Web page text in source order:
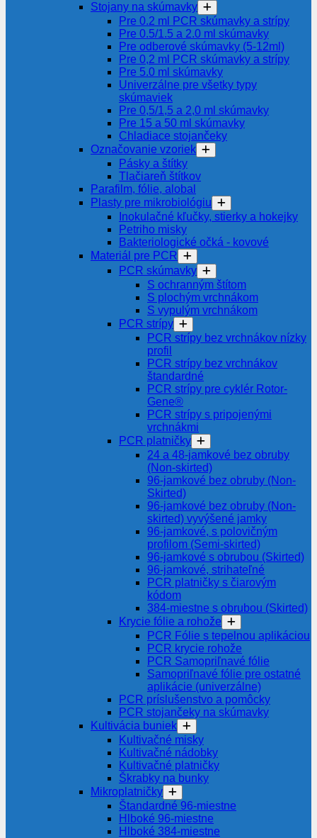
Stojany na skúmavky
Pre 0.2 ml PCR skúmavky a strípy
Pre 0.5/1.5 a 2.0 ml skúmavky
Pre odberové skúmavky (5-12ml)
Pre 0,2 ml PCR skúmavky a strípy
Pre 5.0 ml skúmavky
Univerzálne pre všetky typy
skúmaviek
Pre 0,5/1,5 a 2,0 ml skúmavky
Pre 15 a 50 ml skúmavky
Chladiace stojančeky
Označovanie vzoriek
Pásky a štítky
Tlačiareň štítkov
Parafilm, fólie, alobal
Plasty pre mikrobiológiu
Inokulačné kľučky, stierky a hokejky
Petriho misky
Bakteriologické očká - kovové
Materiál pre PCR
PCR skúmavky
S ochranným štítom
S plochým vrchnákom
S vypulým vrchnákom
PCR strípy
PCR strípy bez vrchnákov nízky
profil
PCR strípy bez vrchnákov
štandardné
PCR strípy pre cyklér Rotor-
Gene®
PCR strípy s pripojenými
vrchnákmi
PCR platničky
24 a 48-jamkové bez obruby
(Non-skirted)
96-jamkové bez obruby (Non-
Skirted)
96-jamkové bez obruby (Non-
skirted) vyvýšené jamky
96-jamkové, s polovičným
profilom (Semi-skirted)
96-jamkové s obrubou (Skirted)
96-jamkové, strihateľné
PCR platničky s čiarovým
kódom
384-miestne s obrubou (Skirted)
Krycie fólie a rohože
PCR Fólie s tepelnou aplikáciou
PCR krycie rohože
PCR Samopriľnavé fólie
Samopriľnavé fólie pre ostatné
aplikácie (univerzálne)
PCR príslušenstvo a pomôcky
PCR stojančeky na skúmavky
Kultivácia buniek
Kultivačné misky
Kultivačné nádobky
Kultivačné platničky
Škrabky na bunky
Mikroplatničky
Štandardné 96-miestne
Hlboké 96-miestne
Hlboké 384-miestne